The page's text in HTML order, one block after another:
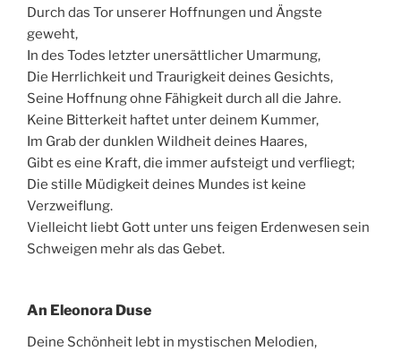
Durch das Tor unserer Hoffnungen und Ängste
geweht,
In des Todes letzter unersättlicher Umarmung,
Die Herrlichkeit und Traurigkeit deines Gesichts,
Seine Hoffnung ohne Fähigkeit durch all die Jahre.
Keine Bitterkeit haftet unter deinem Kummer,
Im Grab der dunklen Wildheit deines Haares,
Gibt es eine Kraft, die immer aufsteigt und verfliegt;
Die stille Müdigkeit deines Mundes ist keine
Verzweiflung.
Vielleicht liebt Gott unter uns feigen Erdenwesen sein
Schweigen mehr als das Gebet.
An Eleonora Duse
Deine Schönheit lebt in mystischen Melodien,